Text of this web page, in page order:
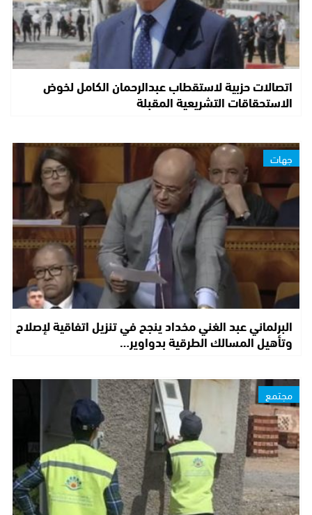
اتصالات حزبية لاستقطاب عبدالرحمان الكامل لخوض
الاستحقاقات التشريعية المقبلة
جهات
البرلماني عبد الغني مخداد ينجح في تنزيل اتفاقية لإصلاح
وتأهيل المسالك الطرقية بدواوير…
مجتمع